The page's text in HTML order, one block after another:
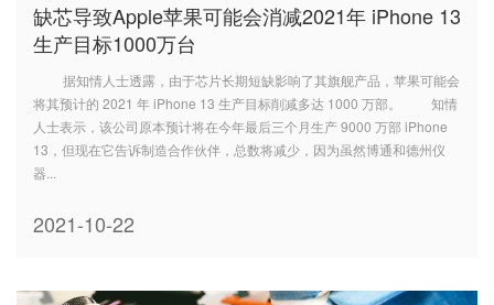
缺芯导致Apple苹果可能会消减2021年 iPhone 13
生产目标1000万台
据知情人士透露，由于芯片长期短缺影响了其旗舰产品，苹果可能会
将其预计的 2021 年 iPhone 13 生产目标削减多达 1000 万部。 知情
人士表示，该公司原本预计将在今年最后三个月生产 9000 万部 iPhone
13，但现在它告诉制造合作伙伴，总数将减少，因为虽然博通和德州仪
器...
2021-10-22